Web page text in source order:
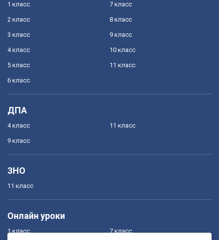
1 класс
2 класс
3 класс
4 класс
5 класс
6 класс
7 класс
8 класс
9 класс
10 класс
11 класс
ДПА
4 класс
9 класс
11 класс
ЗНО
11 класс
Онлайн уроки
1 класс 7 класс